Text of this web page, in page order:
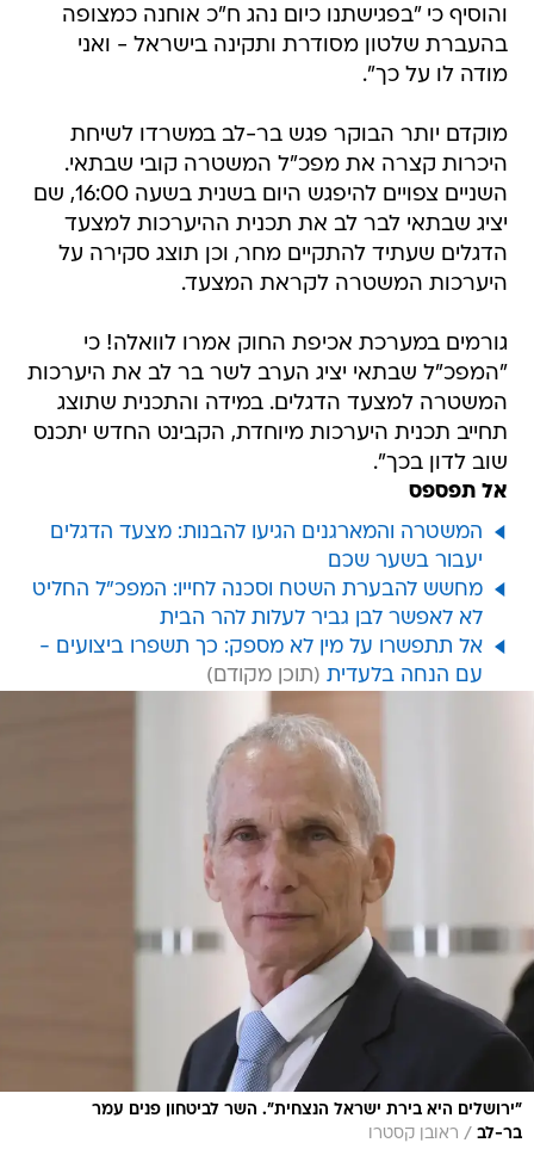
והוסיף כי "בפגישתנו כיום נהג ח"כ אוחנה כמצופה
בהעברת שלטון מסודרת ותקינה בישראל - ואני
מודה לו על כך".
מוקדם יותר הבוקר פגש בר-לב במשרדו לשיחת
היכרות קצרה את מפכ"ל המשטרה קובי שבתאי.
השניים צפויים להיפגש היום בשנית בשעה 16:00, שם
יציג שבתאי לבר לב את תכנית ההיערכות למצעד
הדגלים שעתיד להתקיים מחר, וכן תוצג סקירה על
היערכות המשטרה לקראת המצעד.
גורמים במערכת אכיפת החוק אמרו לוואלה! כי
"המפכ"ל שבתאי יציג הערב לשר בר לב את היערכות
המשטרה למצעד הדגלים. במידה והתכנית שתוצג
תחייב תכנית היערכות מיוחדת, הקבינט החדש יתכנס
שוב לדון בכך".
אל תפספס
המשטרה והמארגנים הגיעו להבנות: מצעד הדגלים
יעבור בשער שכם
מחשש להבערת השטח וסכנה לחייו: המפכ"ל החליט
לא לאפשר לבן גביר לעלות להר הבית
אל תתפשרו על מין לא מספק: כך תשפרו ביצועים -
עם הנחה בלעדית
"ירושלים היא בירת ישראל הנצחית". השר לביטחון פנים עמר
בר-לב / ראובן קסטרו